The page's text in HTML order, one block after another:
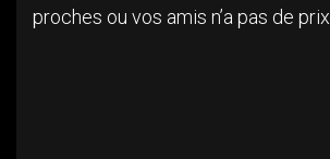
proches ou vos amis n’a pas de prix.